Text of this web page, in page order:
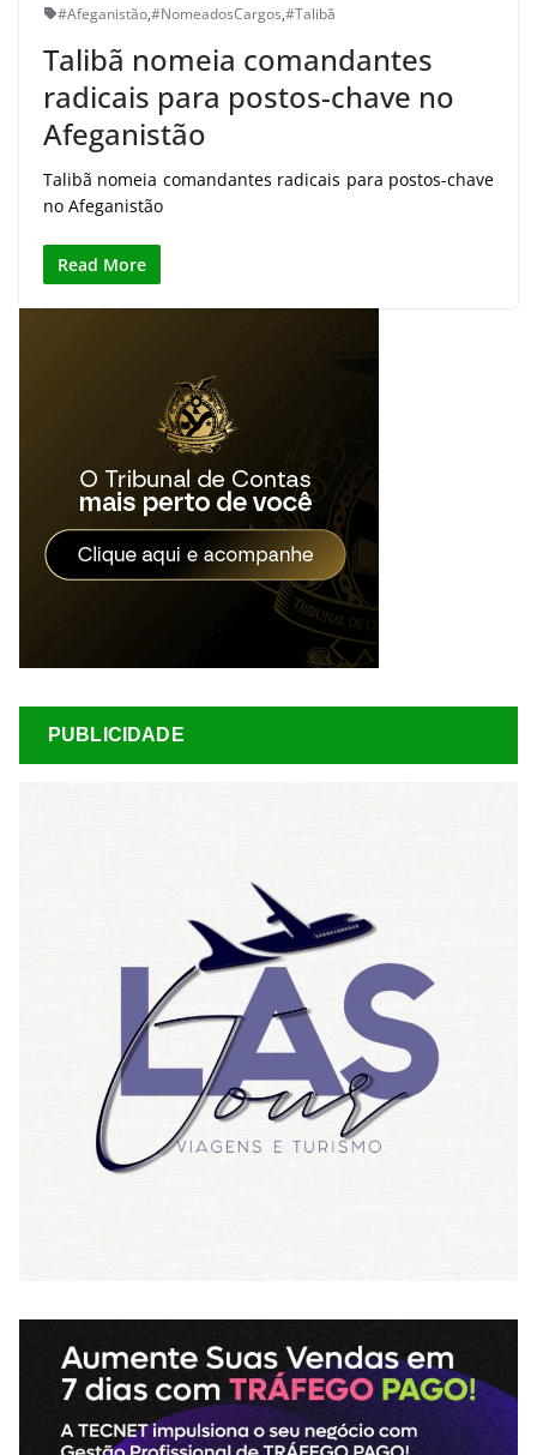
#Afeganistão,#NomeadosCargos,#Talibã
Talibã nomeia comandantes
radicais para postos-chave no
Afeganistão
Talibã nomeia comandantes radicais para postos-chave
no Afeganistão
Read More
PUBLICIDADE